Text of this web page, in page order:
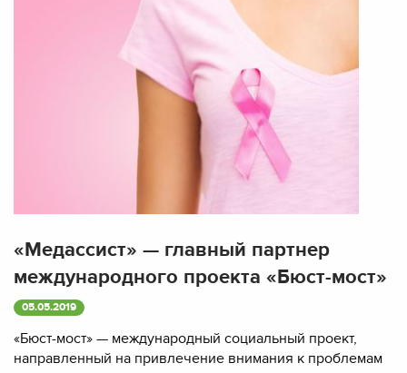
«Медассист» — главный партнер
международного проекта «Бюст-мост»
05.05.2019
«Бюст-мост» — международный социальный проект,
направленный на привлечение внимания к проблемам